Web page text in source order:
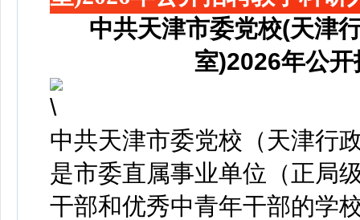
中共天津市委党校(天津
室)2026年公
中共天津市委党校（天津行
是市委直属事业单位（正局
干部和优秀中青年干部的学